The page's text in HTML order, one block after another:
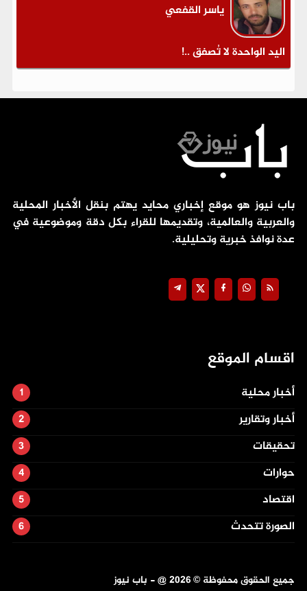
ياسر القفعي
اليد الواحدة لا تُصفق ..!
باب نيوز هو موقع إخباري محايد يهتم بنقل الأخبار المحلية
والعربية والعالمية، وتقديمها للقراء بكل دقة وموضوعية في
عدة نوافذ خبرية وتحليلية.
اقسام الموقع
أخبار محلية
أخبار وتقارير
تحقيقات
حوارات
اقتصاد
الصورة تتحدث
جميع الحقوق محفوظة ©2026@ - باب نيوز